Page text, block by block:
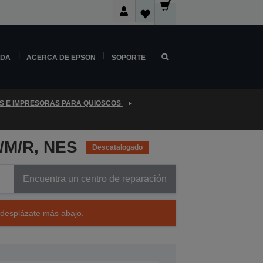
ACERCA DE EPSON SOPORTE
E IMPRESORAS PARA QUIOSCOS
R, NES Descatalogado
Encuentra un centro de reparación
más abajo.